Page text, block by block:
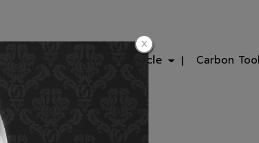
News & Article Carbon